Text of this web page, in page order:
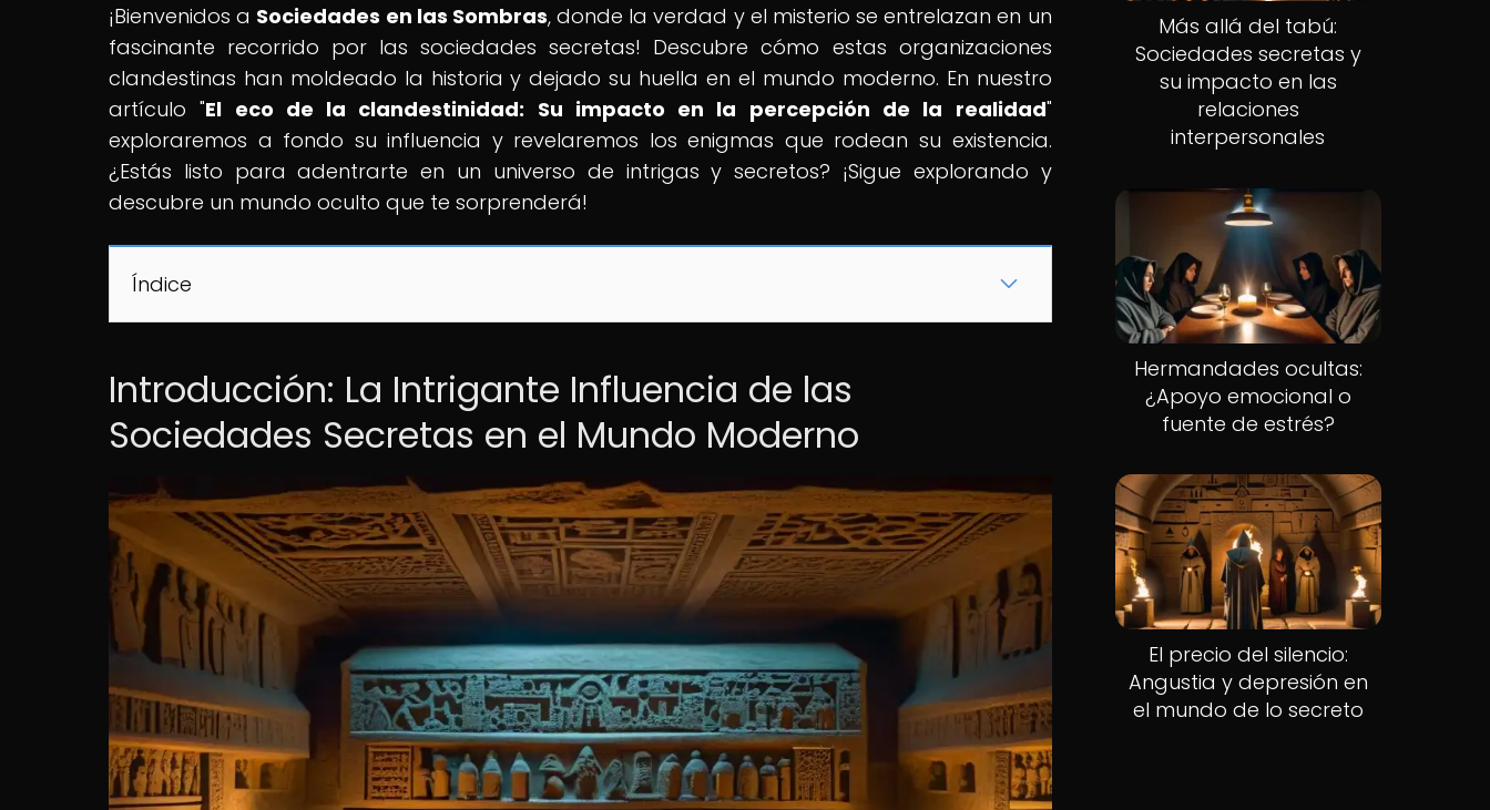
¡Bienvenidos a Sociedades en las Sombras, donde la verdad y el misterio se entrelazan en un
fascinante recorrido por las sociedades secretas! Descubre cómo estas organizaciones
clandestinas han moldeado la historia y dejado su huella en el mundo moderno. En nuestro
artículo "El eco de la clandestinidad: Su impacto en la percepción de la realidad"
exploraremos a fondo su influencia y revelaremos los enigmas que rodean su existencia.
¿Estás listo para adentrarte en un universo de intrigas y secretos? ¡Sigue explorando y
descubre un mundo oculto que te sorprenderá!
Índice
Introducción: La Intrigante Influencia de las
Sociedades Secretas en el Mundo Moderno
Más allá del tabú:
Sociedades secretas y
su impacto en las
relaciones
interpersonales
Hermandades ocultas:
¿Apoyo emocional o
fuente de estrés?
El precio del silencio:
Angustia y depresión en
el mundo de lo secreto